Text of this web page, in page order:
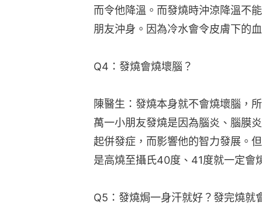
而令他降溫。而發燒時沖涼降溫不
朋友沖身。因為冷水會令皮膚下的
Q4：發燒會燒壞腦？
陳醫生：發燒本身就不會燒壞腦，
萬一小朋友發燒是因為腦炎、腦膜
起併發症，而影響他的智力發展。
是高燒至攝氏40度、41度就一定會
Q5：發燒焗一身汗就好？發完燒就